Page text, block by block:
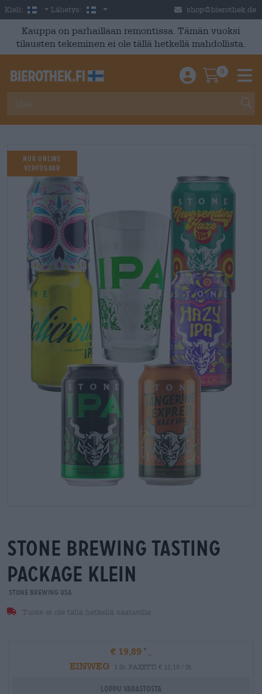
Skip to main content
Kieli: Finnish
Lähetys: Suomi shop@bierothek.de
Kauppa on parhaillaan remontissa. Tämän vuoksi
tilausten tekeminen ei ole tällä hetkellä mahdollista.
Einloggen /
0
NUR ONLINE
VERFÜGBAR
stone brewing tasting
package klein
Stone Brewing USA
Tuote ei ole tällä hetkellä saatavilla
€ 19,89
EINWEG
1 St. PAKETTI € 12,10 / St.
Loppu varastosta